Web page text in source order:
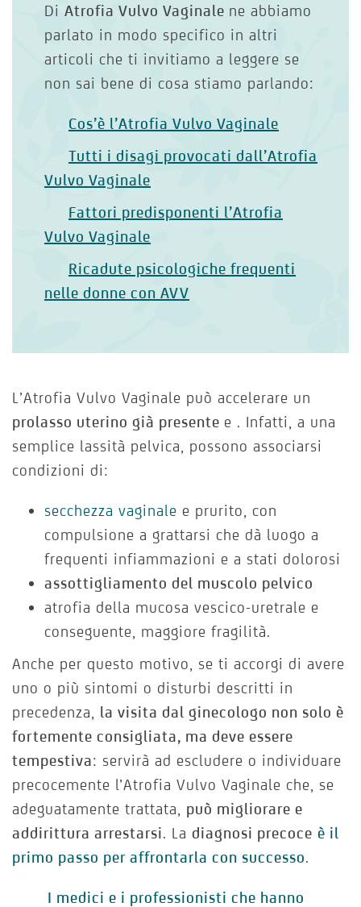
Di Atrofia Vulvo Vaginale ne abbiamo
parlato in modo specifico in altri
articoli che ti invitiamo a leggere se
non sai bene di cosa stiamo parlando:
Cos’è l’Atrofia Vulvo Vaginale
Tutti i disagi provocati dall’Atrofia
Vulvo Vaginale
Fattori predisponenti l’Atrofia
Vulvo Vaginale
Ricadute psicologiche frequenti
nelle donne con AVV
L’Atrofia Vulvo Vaginale può accelerare un
prolasso uterino già presente e . Infatti, a una
semplice lassità pelvica, possono associarsi
condizioni di:
secchezza vaginale e prurito, con
compulsione a grattarsi che dà luogo a
frequenti infiammazioni e a stati dolorosi
assottigliamento del muscolo pelvico
atrofia della mucosa vescico-uretrale e
conseguente, maggiore fragilità.
Anche per questo motivo, se ti accorgi di avere
uno o più sintomi o disturbi descritti in
precedenza, la visita dal ginecologo non solo è
fortemente consigliata, ma deve essere
tempestiva: servirà ad escludere o individuare
precocemente l’Atrofia Vulvo Vaginale che, se
adeguatamente trattata, può migliorare e
addirittura arrestarsi. La diagnosi precoce è il
primo passo per affrontarla con successo.
I medici e i professionisti che hanno